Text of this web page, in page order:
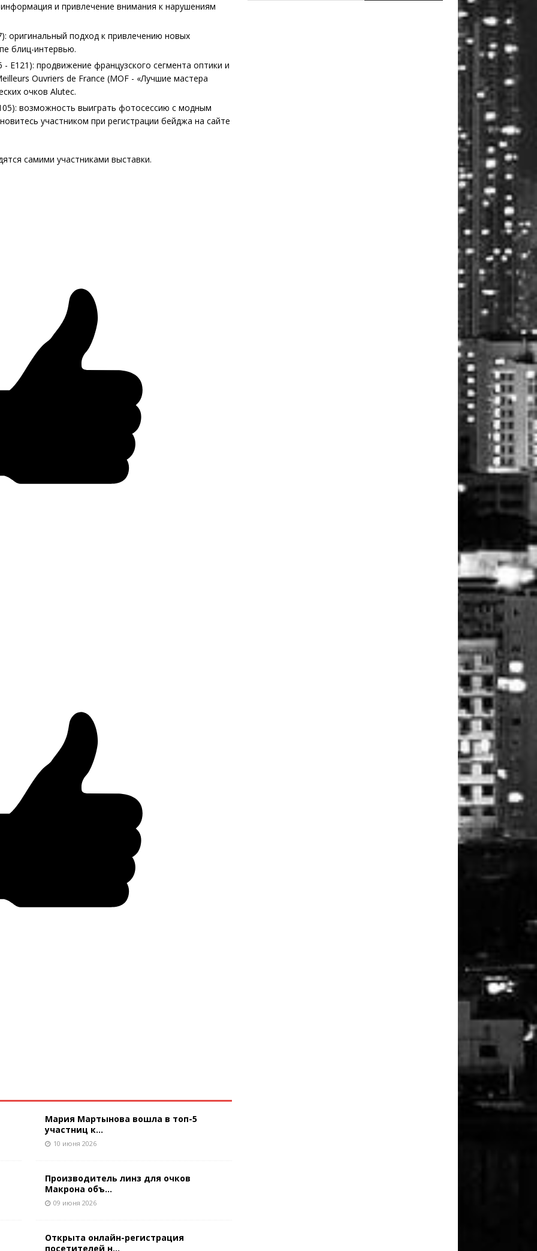
и привлечение внимания к нарушениям
оригинальный подход к привлечению новых
блиц-интервью.
- E121): продвижение французского сегмента оптики и
Ouvriers de France (MOF - «Лучшие мастера
очков Alutec.
возможность выиграть фотосессию с модным
участником при регистрации бейджа на сайте
самими участниками выставки.
Мария Мартынова вошла в топ-5
участниц к...
10 июня 2026
Производитель линз для очков
Макрона объ...
09 июня 2026
Открыта онлайн-регистрация
посетителей н...